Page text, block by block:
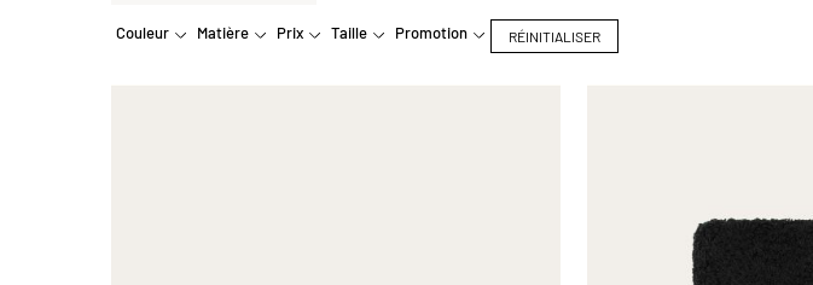
Couleur Matière Prix Taille Promotion RÉINITIALISER